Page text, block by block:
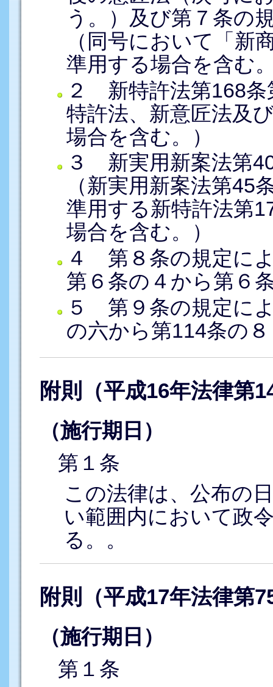
う。）及び第７条の
（同号において「新
準用する場合を含む
２ 新特許法第168条
特許法、新意匠法及
場合を含む。）
３ 新実用新案法第
（新実用新案法第45
準用する新特許法第
場合を含む。）
４ 第８条の規定に
第６条の４から第６
５ 第９条の規定に
の六から第114条の
附則（平成16年法律第
（施行期日）
第１条
この法律は、公布の
い範囲内において政
る。。
附則（平成17年法律第
（施行期日）
第１条